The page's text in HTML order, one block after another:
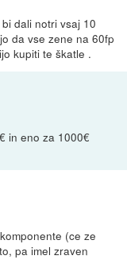
dali notri vsaj 10
da vse zene na 60fp
kupiti te škatle .
in eno za 1000€
(ce ze
pa imel zraven